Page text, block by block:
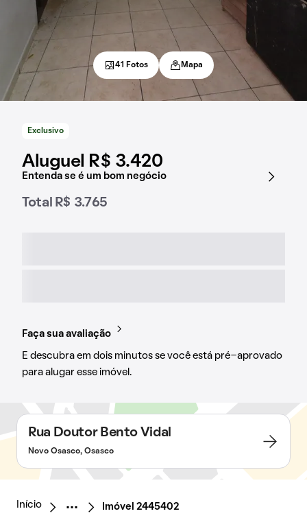
Exclusivo
Aluguel R$ 3.420
Entenda se é um bom negócio
Total R$ 3.765
Faça sua avaliação
E descubra em dois minutos se você está pré-aprovado
para alugar esse imóvel.
41 Fotos Mapa
Rua Doutor Bento Vidal
Novo Osasco, Osasco
Início Imóvel 2445402